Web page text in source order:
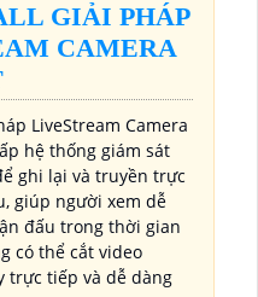
GIẢI PHÁP
CAMERA
LiveStream Camera
hệ thống giám sát
ghi lại và truyền trực
giúp người xem dễ
đấu trong thời gian
có thể cắt video
trực tiếp và dễ dàng